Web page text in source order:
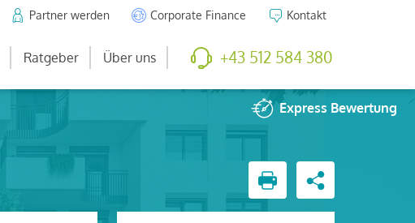
Partner werden Corporate Finance Kontakt
Ratgeber Über uns +43 512 584 380
Express Bewertung